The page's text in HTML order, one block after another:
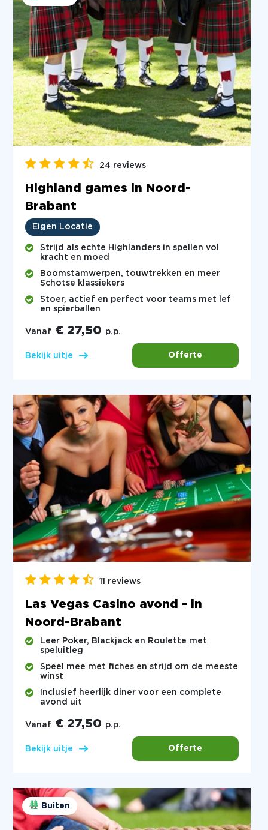
24 reviews
Highland games in Noord-
Brabant
Eigen Locatie
Strijd als echte Highlanders in spellen vol
kracht en moed
Boomstamwerpen, touwtrekken en meer
Schotse klassiekers
Stoer, actief en perfect voor teams met lef
en spierballen
Vanaf € 27,50 p.p.
Bekijk uitje Offerte
11 reviews
Las Vegas Casino avond - in
Noord-Brabant
Leer Poker, Blackjack en Roulette met
speluitleg
Speel mee met fiches en strijd om de meeste
winst
Inclusief heerlijk diner voor een complete
avond uit
Vanaf € 27,50 p.p.
Bekijk uitje Offerte
Buiten